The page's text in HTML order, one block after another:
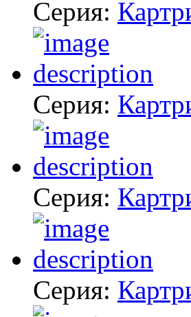
Серия:
Серия:
Серия:
Серия: